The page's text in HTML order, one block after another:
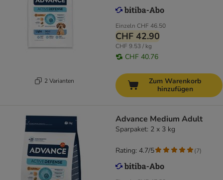
2 Varianten
Einzeln CHF 46.50
CHF 42.90
CHF 9.53 / kg
CHF 40.76
Zum Warenkorb
hinzufügen
Advance Medium Adult
Sparpaket: 2 x 3 kg
Rating: 4.7/5 (7)